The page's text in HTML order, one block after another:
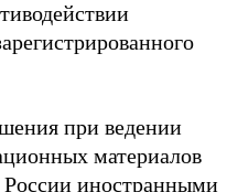
при ведении
материалов
России иностранными